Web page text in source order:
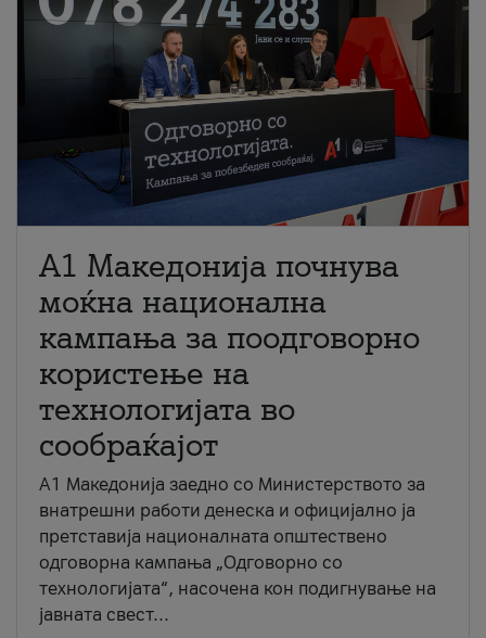
A1 Македонија почнува
моќна национална
кампања за поодговорно
користење на
технологијата во
сообраќајот
A1 Македонија заедно со Министерството за
внатрешни работи денеска и официјално ја
претставија националната општествено
одговорна кампања „Одговорно со
технологијата“, насочена кон подигнување на
јавната свест...